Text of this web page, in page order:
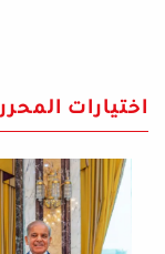
اختيارات المحرر